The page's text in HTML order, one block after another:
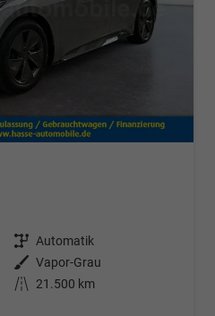
Getriebe Automatik
Außenfarbe Vapor-Grau
Kilometerstand
21.500 km